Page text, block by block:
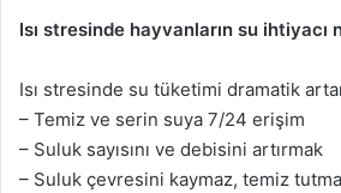
Isı stresinde hayvanların su ihtiyacı
Isı stresinde su tüketimi dramatik
– Temiz ve serin suya 7/24 erişim
– Suluk sayısını ve debisini artırmak
– Suluk çevresini kaymaz, temiz